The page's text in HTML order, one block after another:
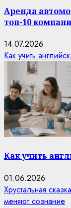
Аренда
топ-10
14.07.2026
Как учить
Как учить
01.06.2026
Хрустальная
меняют сознание